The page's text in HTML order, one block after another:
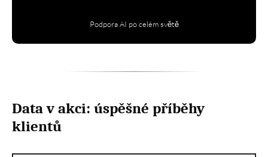
Podpora AI po celém světě
Data v akci: úspěšné příběhy
klientů